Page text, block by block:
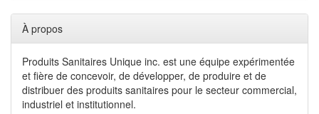
À propos
Produits Sanitaires Unique inc. est une équipe expérimentée
et fière de concevoir, de développer, de produire et de
distribuer des produits sanitaires pour le secteur commercial,
industriel et institutionnel.